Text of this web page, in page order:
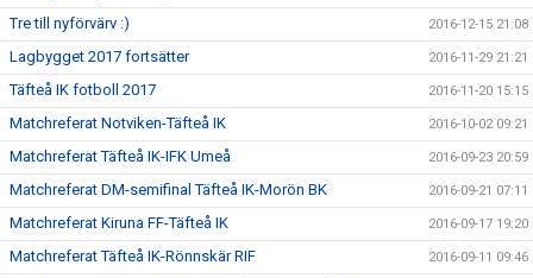
Tre till nyförvärv :) 2016-12-15 21:08
Lagbygget 2017 fortsätter 2016-11-29 21:21
Täfteå IK fotboll 2017 2016-11-20 15:15
Matchreferat Notviken-Täfteå IK 2016-10-02 09:21
Matchreferat Täfteå IK-IFK Umeå 2016-09-23 20:59
Matchreferat DM-semifinal Täfteå IK-Morön BK 2016-09-21 07:11
Matchreferat Kiruna FF-Täfteå IK 2016-09-17 19:20
Matchreferat Täfteå IK-Rönnskär RIF 2016-09-11 09:46